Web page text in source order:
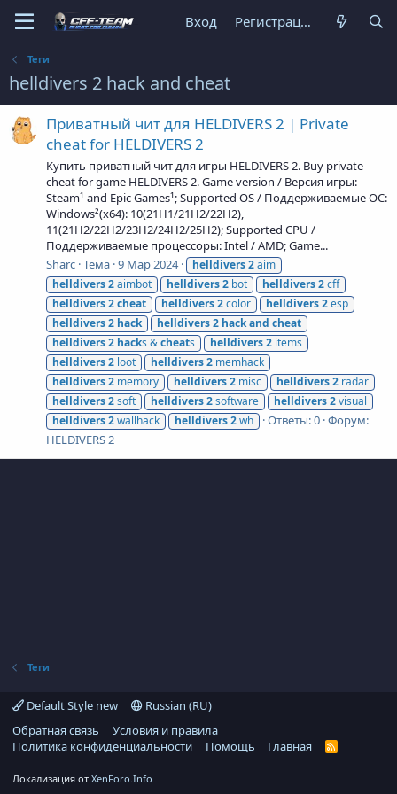
Вход Регистрация
Теги
helldivers 2 hack and cheat
Приватный чит для HELDIVERS 2 | Private
cheat for HELDIVERS 2
Купить приватный чит для игры HELDIVERS 2. Buy private
cheat for game HELDIVERS 2. Game version / Версия игры:
Steam¹ and Epic Games¹; Supported OS / Поддерживаемые ОС:
Windows²(x64): 10(21H1/21H2/22H2),
11(21H2/22H2/23H2/24H2/25H2); Supported CPU /
Поддерживаемые процессоры: Intel / AMD; Game...
Sharc Тема 9 Мар 2024 helldivers2aim
helldivers2aimbot helldivers2 bot helldivers2cff
helldivers2cheat helldivers2color helldivers2esp
helldivers2 hack helldivers2 hackand cheat
helldivers2 hacks &cheats helldivers2 items
helldivers2 loot helldivers2 memhack
helldivers2 memory helldivers2 misc helldivers2 radar
helldivers2soft helldivers2software helldivers2visual
helldivers2wallhack helldivers2wh Ответы: 0 Форум:
HELDIVERS 2
Теги
Default Style new
Russian (RU)
Обратная связь
Условия и правила
Политика конфиденциальности
Помощь Главная
R
Локализация от XenForo.Info